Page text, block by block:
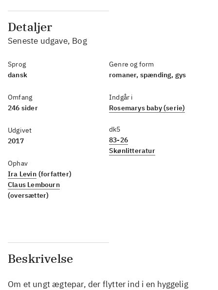
Detaljer
Seneste udgave, Bog
Sprog
dansk
Omfang
246 sider
Udgivet
2017
Ophav
Ira Levin (forfatter)
Claus Lembourn
(oversætter)
Genre og form
romaner, spænding, gys
Indgår i
Rosemarys baby (serie)
dk5
83-26
Skønlitteratur
Beskrivelse
Om et ungt ægtepar, der flytter ind i en hyggelig